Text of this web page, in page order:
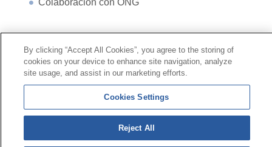
Colaboración con ONG
Línea Universal 900 203 203 |Zona Privada Comisión de
Prestaciones Especiales|Zona Privada Proveedor
© Mutua Universal 2026 | Mapa del sitio | Aviso legal
Política de Protección de Datos
cookies
By clicking “Accept All Cookies”, you agree to the storing of
cookies on your device to enhance site navigation, analyze
site usage, and assist in our marketing efforts.
Cookies Settings
Reject All